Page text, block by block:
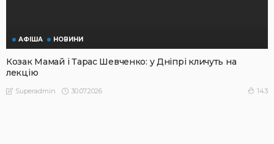
АФІША НОВИНИ
Козак Мамай і Тарас Шевченко: у Дніпрі кличуть на
лекцію
Superadmin 30.07.2026 143